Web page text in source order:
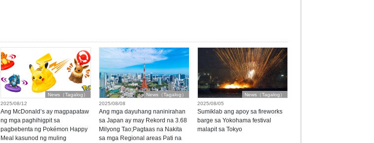
News（Tagalog）
2025/08/12
Ang McDonald’s ay magpapataw
ng mga paghihigpit sa
pagbebenta ng Pokémon Happy
Meal kasunod ng muling
News（Tagalog）
2025/08/08
Ang mga dayuhang naninirahan
sa Japan ay may Rekord na 3.68
Milyong Tao;Pagtaas na Nakita
sa mga Regional areas Pati na
News（Tagalog）
2025/08/05
Sumiklab ang apoy sa fireworks
barge sa Yokohama festival
malapit sa Tokyo